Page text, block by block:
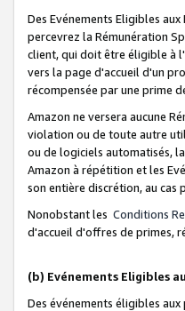
Des Evénements Eligibles
percevrez la Rémunération
client, qui doit être éligible à
vers la page d'accueil d'un
récompensée par une prime
Amazon ne versera aucune
violation ou de toute autre
ou de logiciels automatisés,
Amazon à répétition et les
son entière discrétion, au cas
Nonobstant les Conditions
d'accueil d'offres de primes,
(b) Evénements Eligibles
Des événements éligibles